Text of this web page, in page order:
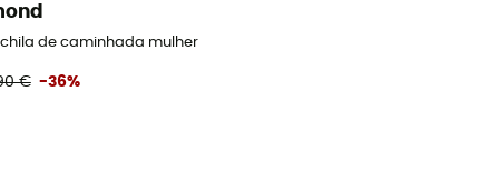
de caminhada mulher
€ -36%